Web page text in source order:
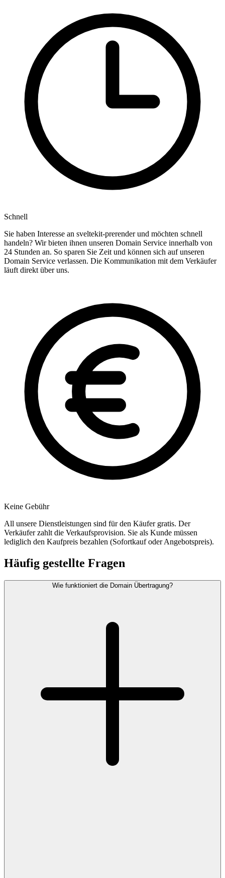
Schnell
Sie haben Interesse an sveltekit-prerender und möchten schnell
handeln? Wir bieten ihnen unseren Domain Service innerhalb von
24 Stunden an. So sparen Sie Zeit und können sich auf unseren
Domain Service verlassen. Die Kommunikation mit dem Verkäufer
läuft direkt über uns.
Keine Gebühr
All unsere Dienstleistungen sind für den Käufer gratis. Der
Verkäufer zahlt die Verkaufsprovision. Sie als Kunde müssen
lediglich den Kaufpreis bezahlen (Sofortkauf oder Angebotspreis).
Häufig gestellte Fragen
Wie funktioniert die Domain Übertragung?